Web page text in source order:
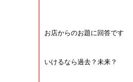
お店からのお題に回答です
いけるなら過去？未来？